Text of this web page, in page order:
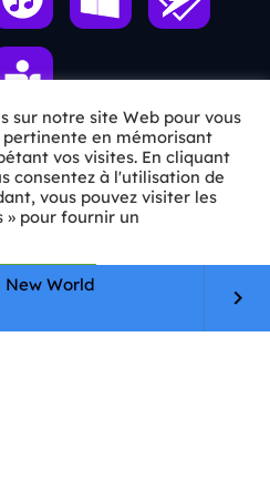
New World
keyboard_arrow_right
sur notre site Web pour vous
en mémorisant
vos visites. En cliquant
consentez à l'utilisation de
vous pouvez visiter les
» pour fournir un
accepter